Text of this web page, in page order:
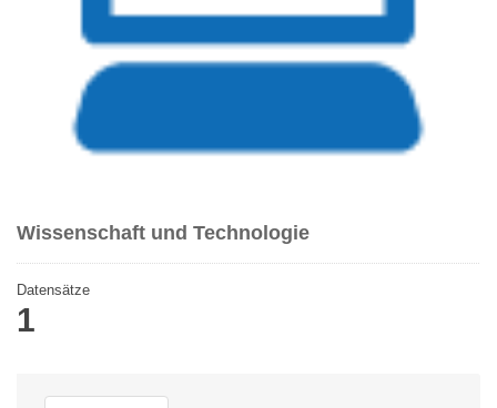
Wissenschaft und Technologie
Datensätze
1